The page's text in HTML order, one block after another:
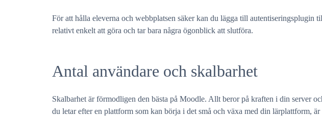
För att hålla eleverna och webbplatsen säker kan du lägga till autentiseringsplugin
relativt enkelt att göra och tar bara några ögonblick att slutföra.
Antal användare och skalbarhet
Skalbarhet är förmodligen den bästa på Moodle. Allt beror på kraften i din server
du letar efter en plattform som kan börja i det små och växa med din lärplattform,